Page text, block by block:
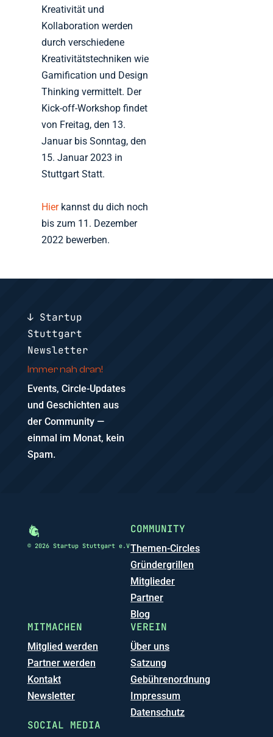
Kreativität und
Kollaboration werden
durch verschiedene
Kreativitätstechniken wie
Gamification und Design
Thinking vermittelt. Der
Kick-off-Workshop findet
von Freitag, den 13.
Januar bis Sonntag, den
15. Januar 2023 in
Stuttgart Statt.
Hier kannst du dich noch
bis zum 11. Dezember
2022 bewerben.
↓ Startup
Stuttgart
Newsletter
Immer nah dran!
Events, Circle-Updates
und Geschichten aus
der Community —
einmal im Monat, kein
Spam.
© 2026 Startup Stuttgart e.V
COMMUNITY
Themen-Circles
Gründergrillen
Mitglieder
Partner
Blog
MITMACHEN
Mitglied werden
Partner werden
Kontakt
Newsletter
VEREIN
Über uns
Satzung
Gebührenordnung
Impressum
Datenschutz
SOCIAL MEDIA